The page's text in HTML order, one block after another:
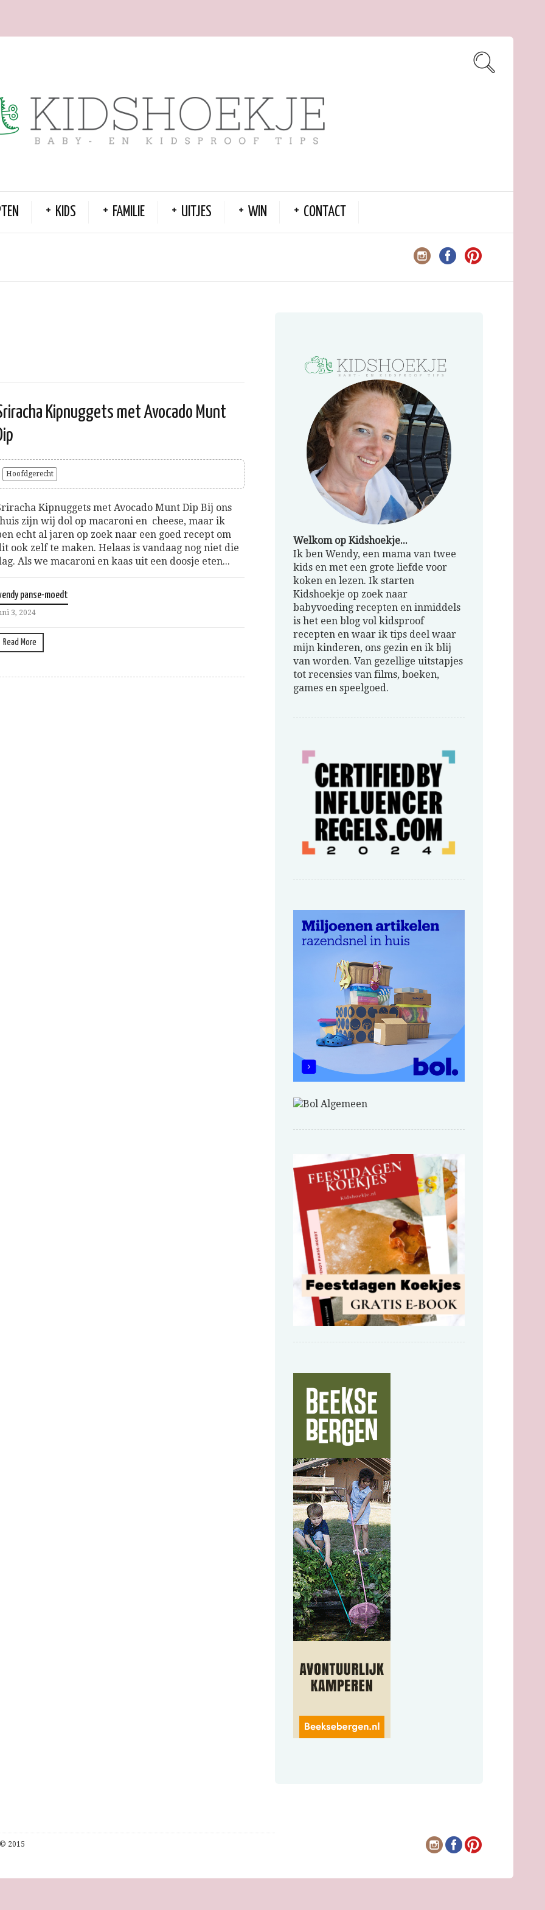
KIDS FAMILIE UITJES WIN CONTACT
Kipnuggets met Avocado Munt
Hoofdgerecht
Kipnuggets met Avocado Munt Dip Bij ons
zijn wij dol op macaroni en cheese, maar ik
echt al jaren op zoek naar een goed recept om
ook zelf te maken. Helaas is vandaag nog niet die
Als we macaroni en kaas uit een doosje eten...
panse-moedt
3, 2024
Read More
Welkom op Kidshoekje...
Ik ben Wendy, een mama van twee
kids en met een grote liefde voor
koken en lezen. Ik starten
Kidshoekje op zoek naar
babyvoeding recepten en inmiddels
is het een blog vol kidsproof
recepten en waar ik tips deel waar
mijn kinderen, ons gezin en ik blij
van worden. Van gezellige uitstapjes
tot recensies van films, boeken,
games en speelgoed.
2015